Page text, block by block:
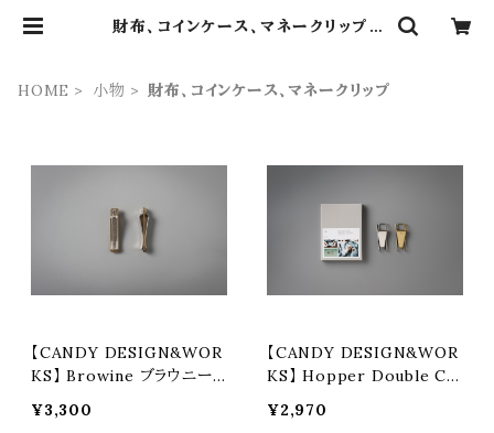
財布、コインケース、マネークリップ |
HOME 小物 財布、コインケース、マネークリップ
【CANDY DESIGN&WOR
KS】 Browine ブラウニー
¥3,300
【CANDY DESIGN&WOR
KS】 Hopper Double Cli
colors) CHW-01
¥2,970